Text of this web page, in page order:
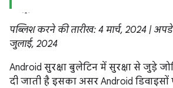
पब्लिश करने की तारीख: 4 मार्च, 2024 |
जुलाई, 2024
Android सुरक्षा बुलेटिन में सुरक्षा से जुड़े
दी जाती है इसका असर Android